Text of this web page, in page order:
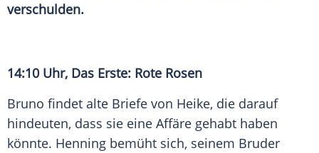
verschulden.
14:10 Uhr, Das Erste: Rote Rosen
Bruno findet alte Briefe von Heike, die darauf
hindeuten, dass sie eine Affäre gehabt haben
könnte. Henning bemüht sich, seinem Bruder